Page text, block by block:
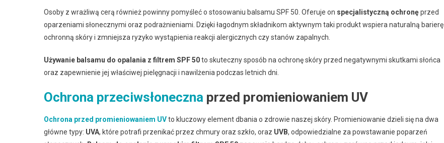
Osoby z wrażliwą cerą również powinny pomyśleć o stosowaniu balsamu SPF 50. Oferuje on specjalistyczną ochronęprzed
oparzeniami słonecznymi oraz podrażnieniami. Dzięki łagodnym składnikom aktywnym taki produkt wspiera naturalną barierę
ochronną skóry i zmniejsza ryzyko wystąpienia reakcji alergicznych czy stanów zapalnych.
Używanie balsamu do opalania z filtrem SPF 50to skuteczny sposób na ochronę skóry przed negatywnymi skutkami słońca
oraz zapewnienie jej właściwej pielęgnacji i nawilżenia podczas letnich dni.
Ochrona przeciwsłoneczna przed promieniowaniem UV
Ochrona przed promieniowaniem UVto kluczowy element dbania o zdrowie naszej skóry. Promieniowanie dzieli się na dwa
główne typy: UVA, które potrafi przenikać przez chmury oraz szkło, oraz UVB, odpowiedzialne za powstawanie poparzeń